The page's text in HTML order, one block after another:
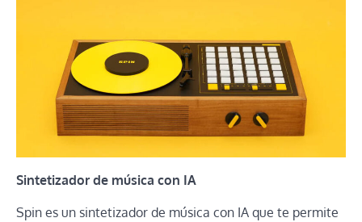
Sintetizador de música con IA
Spin es un sintetizador de música con IA que te permite